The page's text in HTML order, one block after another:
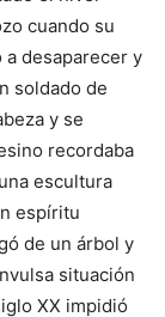
cuando su
a desaparecer y
soldado de
y se
recordaba
escultura
espíritu
de un árbol y
situación
XX impidió